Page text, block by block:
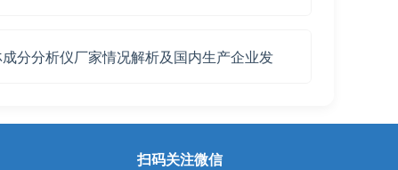
成分分析仪厂家情况解析及国内生产企业发
扫码关注微信